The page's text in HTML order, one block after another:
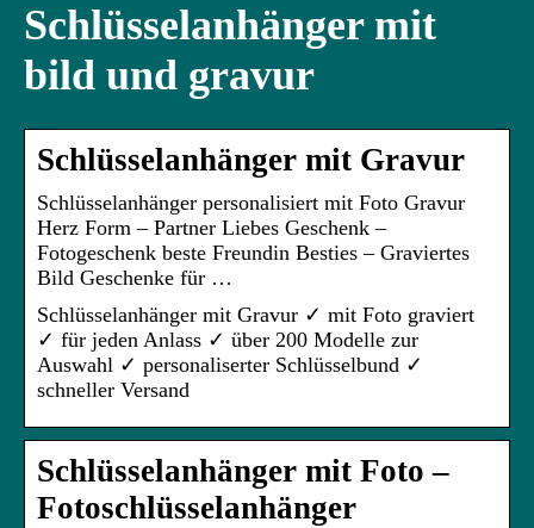
Schlüsselanhänger mit
bild und gravur
Schlüsselanhänger mit Gravur
Schlüsselanhänger personalisiert mit Foto Gravur
Herz Form – Partner Liebes Geschenk –
Fotogeschenk beste Freundin Besties – Graviertes
Bild Geschenke für …
Schlüsselanhänger mit Gravur ✓ mit Foto graviert
✓ für jeden Anlass ✓ über 200 Modelle zur
Auswahl ✓ personaliserter Schlüsselbund ✓
schneller Versand
Schlüsselanhänger mit Foto –
Fotoschlüsselanhänger